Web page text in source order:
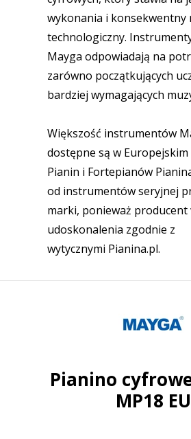
Pianino
MP18 EU
wykonania i konsekwentny
technologiczny.
Mayga odpowiadają na
zarówno początkujących
bardziej wymagających
Większość instrumentów
dostępne są w
Pianin i Fortepianów
od instrumentów seryjnej
marki, ponieważ producent
udoskonalenia zgodnie z
wytycznymi Pianina.pl.